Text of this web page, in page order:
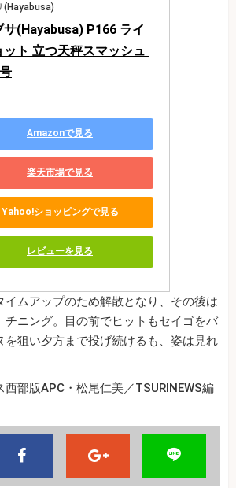
(Hayabusa)
サ(Hayabusa) P166 ライ
ット 立つ天秤スマッシュ
Amazonで見る
楽天市場で見る
Yahoo!ショッピングで見る
レビューを見る
イムアップのため解散となり、その後は
チニング。目の前でヒットもセイゴをバ
を狙い夕方まで投げ続けるも、姿は見れ
西部版APC・松尾仁美／TSURINEWS編